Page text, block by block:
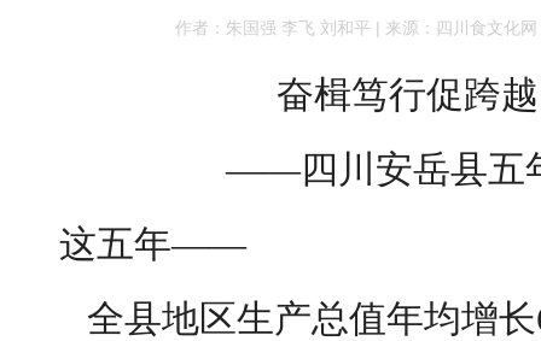
作者：朱国强 李飞 刘和平 | 来源：四川食文化
奋楫笃行促跨
——四川安岳县五
这五年——
全县地区生产总值年均增长